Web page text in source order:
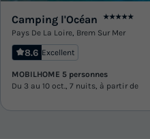
Camping l'Océan ★★★★★
Pays De La Loire, Brem Sur Mer
8.6 Excellent
MOBILHOME 5 personnes
Du 3 au 10 oct., 7 nuits, à partir de